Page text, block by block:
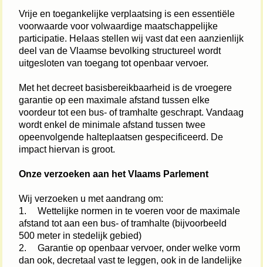
Vrije en toegankelijke verplaatsing is een essentiële
voorwaarde voor volwaardige maatschappelijke
participatie. Helaas stellen wij vast dat een aanzienlijk
deel van de Vlaamse bevolking structureel wordt
uitgesloten van toegang tot openbaar vervoer.
Met het decreet basisbereikbaarheid is de vroegere
garantie op een maximale afstand tussen elke
voordeur tot een bus- of tramhalte geschrapt. Vandaag
wordt enkel de minimale afstand tussen twee
opeenvolgende halteplaatsen gespecificeerd. De
impact hiervan is groot.
Onze verzoeken aan het Vlaams Parlement
Wij verzoeken u met aandrang om:
1.
Wettelijke normen in te voeren voor de maximale
afstand tot aan een bus- of tramhalte (bijvoorbeeld
500 meter in stedelijk gebied)
2.
Garantie op openbaar vervoer, onder welke vorm
dan ook, decretaal vast te leggen, ook in de landelijke